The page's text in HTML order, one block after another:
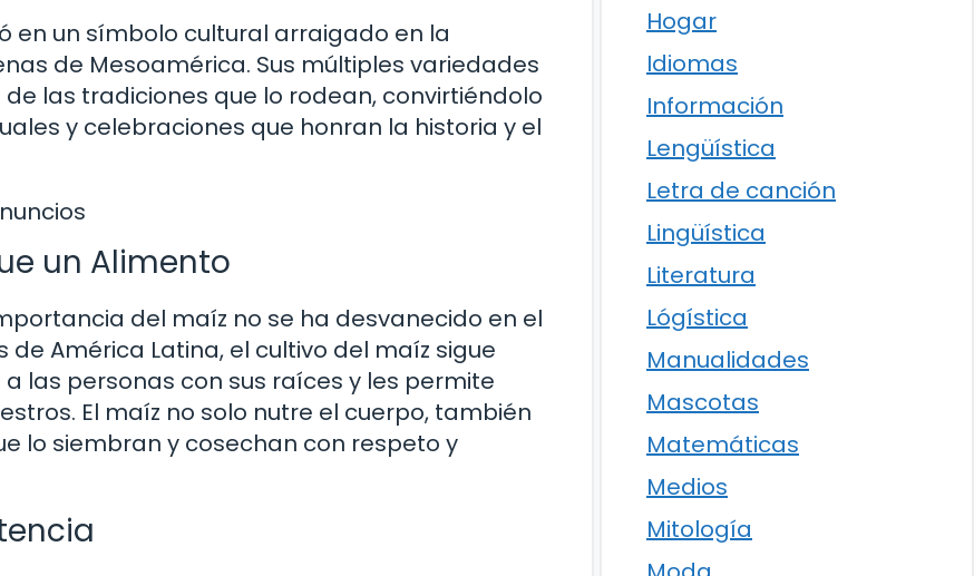
en un símbolo cultural arraigado en la
de Mesoamérica. Sus múltiples variedades
las tradiciones que lo rodean, convirtiéndolo
y celebraciones que honran la historia y el
un Alimento
del maíz no se ha desvanecido en el
América Latina, el cultivo del maíz sigue
las personas con sus raíces y les permite
El maíz no solo nutre el cuerpo, también
lo siembran y cosechan con respeto y
Hogar
Idiomas
Información
Lengüística
Letra de canción
Lingüística
Literatura
Lógística
Manualidades
Mascotas
Matemáticas
Medios
Mitología